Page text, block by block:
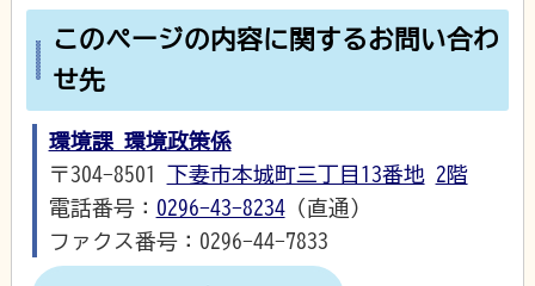
このページの内容に関するお問い合わ
せ先
環境課 環境政策係
〒304-8501 下妻市本城町三丁目13番地 2階
電話番号： 0296-43-8234（直通）
ファクス番号：0296-44-7833